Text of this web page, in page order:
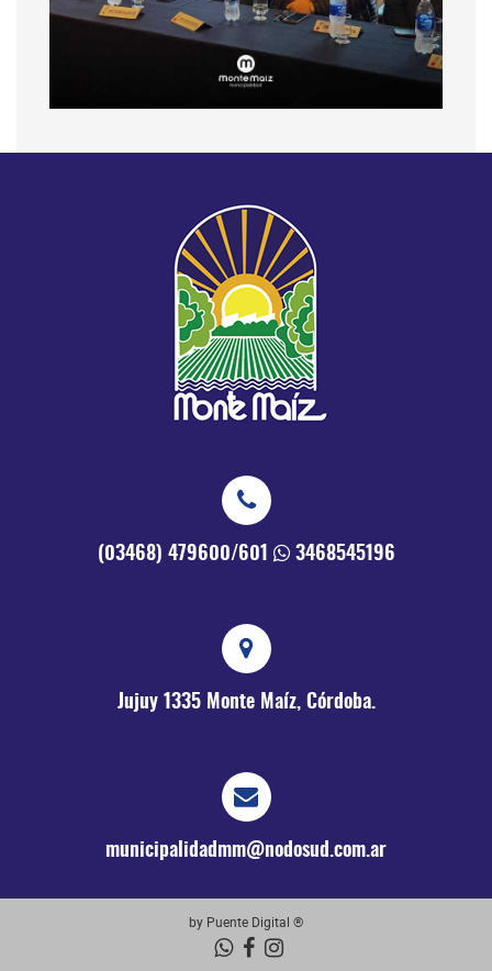
(03468) 479600/601 3468545196
Jujuy 1335 Monte Maíz, Córdoba.
municipalidadmm@nodosud.com.ar
by Puente Digital ®